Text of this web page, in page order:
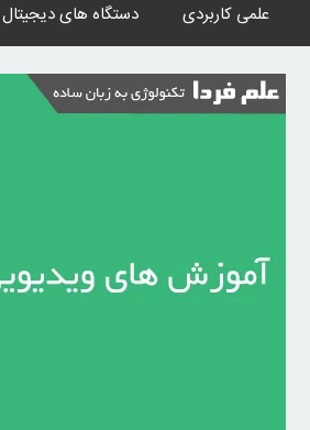
علمی کاربردی دستگاه های دیجیتال